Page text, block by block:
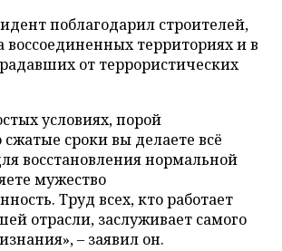
поблагодарил строителей,
территориях и в
от террористических
условиях, порой
сроки вы делаете всё
восстановления нормальной
мужество
Труд всех, кто работает
отрасли, заслуживает самого
– заявил он.